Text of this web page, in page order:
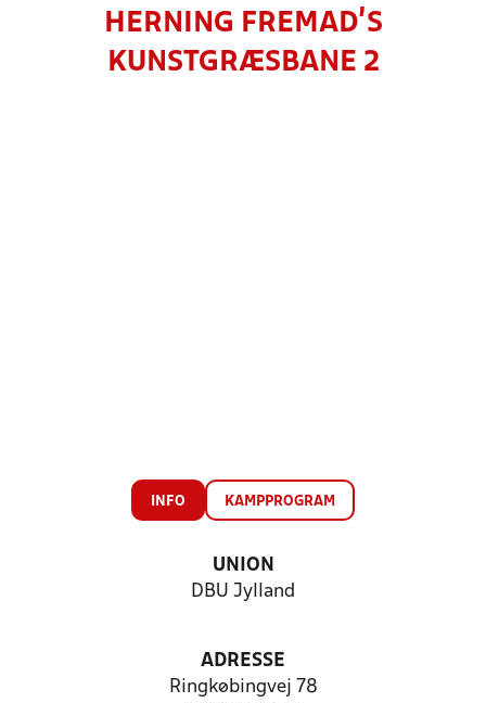
HERNING FREMAD'S
KUNSTGRÆSBANE 2
INFO KAMPPROGRAM
UNION
DBU Jylland
ADRESSE
Ringkøbingvej 78